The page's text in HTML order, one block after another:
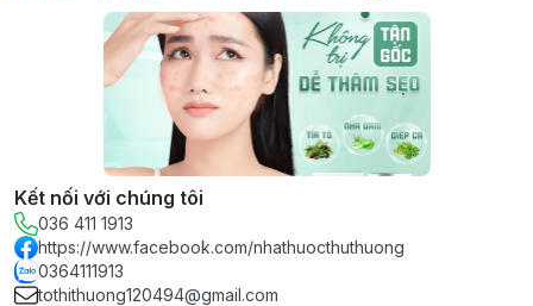
Kết nối với chúng tôi
036 411 1913
https://www.facebook.com/nhathuocthuthuong
0364111913
tothithuong120494@gmail.com